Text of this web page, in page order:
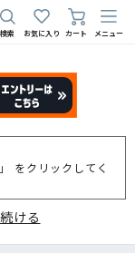
検索 お気に入り カート メニュー
をクリックしてく
ける